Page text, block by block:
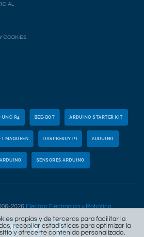
COOKIES
UNO R4 BEE-BOT ARDUINO STARTER KIT
MAQUEEN RASPBERRY PI ARDUINO
SENSORES ARDUINO
2026 Electan Electrónica y Robótica
propias y de terceros para facilitar la
recopilar estadísticas para optimizar la
y ofrecerte contenido personalizado.